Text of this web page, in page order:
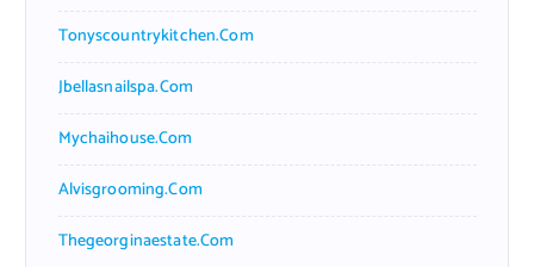
Tonyscountrykitchen.com
Jbellasnailspa.com
Mychaihouse.com
Alvisgrooming.com
Thegeorginaestate.com